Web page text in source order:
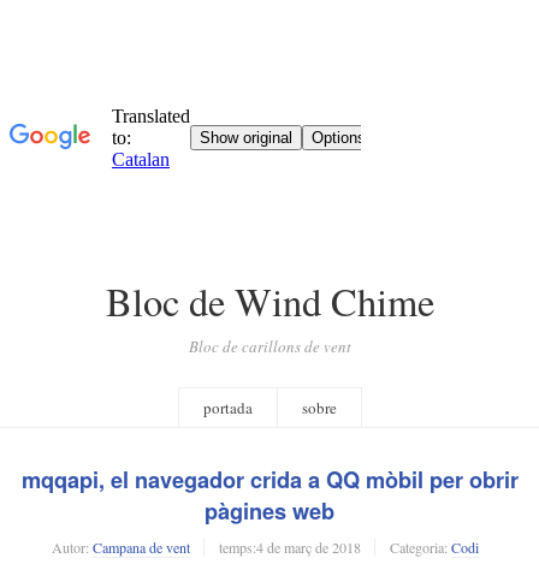
Bloc de Wind Chime
Bloc de carillons de vent
portada sobre
mqqapi, el navegador crida a QQ mòbil per obrir
pàgines web
Autor: Campana de vent temps:4 de març de 2018 Categoria: Codi